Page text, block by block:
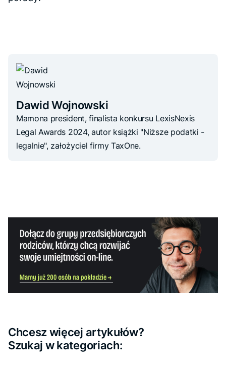
Dawid Wojnowski
Mamona president, finalista konkursu LexisNexis
Legal Awards 2024, autor książki "Niższe podatki -
legalnie", założyciel firmy TaxOne.
Chcesz więcej artykułów?
Szukaj w kategoriach: